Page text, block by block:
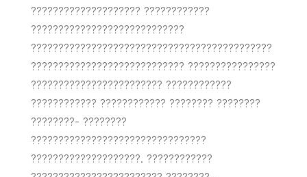
???????????????????? ????????????
????????????????????????????
????????????????????????????????????????????
???????????????????????????? ????????????????
???????????????????????? ????????????
???????????? ???????????? ???????? ????????
????????- ????????
????????????????????????????????
????????????????????. ????????????